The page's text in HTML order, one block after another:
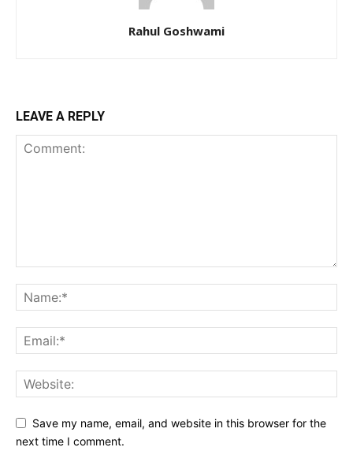
Rahul Goshwami
LEAVE A REPLY
Save my name, email, and website in this browser for the
next time I comment.